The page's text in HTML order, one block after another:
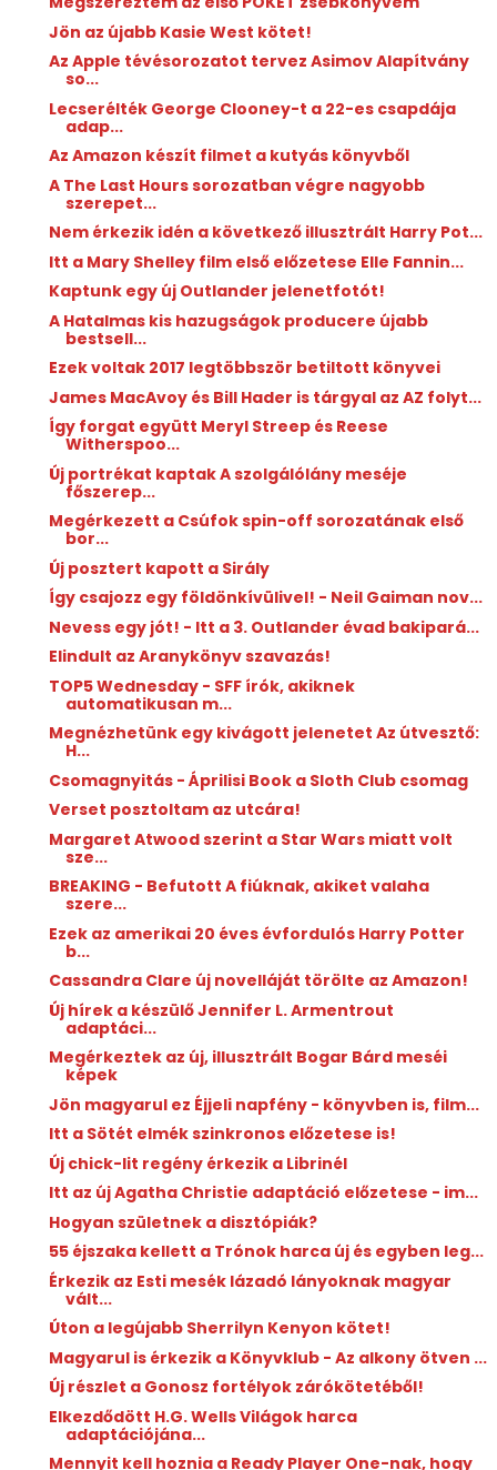
Jön az újabb Kasie West kötet!
Az Apple tévésorozatot tervez Asimov Alapítvány
so...
Lecserélték George Clooney-t a 22-es csapdája
adap...
Az Amazon készít filmet a kutyás könyvből
A The Last Hours sorozatban végre nagyobb
szerepet...
Nem érkezik idén a következő illusztrált Harry Pot...
Itt a Mary Shelley film első előzetese Elle Fannin...
Kaptunk egy új Outlander jelenetfotót!
A Hatalmas kis hazugságok producere újabb
bestsell...
Ezek voltak 2017 legtöbbször betiltott könyvei
James MacAvoy és Bill Hader is tárgyal az AZ folyt...
Így forgat együtt Meryl Streep és Reese
Witherspoo...
Új portrékat kaptak A szolgálólány meséje
főszerep...
Megérkezett a Csúfok spin-off sorozatának első
bor...
Új posztert kapott a Sirály
Így csajozz egy földönkívülivel! - Neil Gaiman nov...
Nevess egy jót! - Itt a 3. Outlander évad bakipará...
Elindult az Aranykönyv szavazás!
TOP5 Wednesday - SFF írók, akiknek
automatikusan m...
Megnézhetünk egy kivágott jelenetet Az útvesztő:
H...
Csomagnyitás - Áprilisi Book a Sloth Club csomag
Verset posztoltam az utcára!
Margaret Atwood szerint a Star Wars miatt volt
sze...
BREAKING - Befutott A fiúknak, akiket valaha
szere...
Ezek az amerikai 20 éves évfordulós Harry Potter
b...
Cassandra Clare új novelláját törölte az Amazon!
Új hírek a készülő Jennifer L. Armentrout
adaptáci...
Megérkeztek az új, illusztrált Bogar Bárd meséi
képek
Jön magyarul ez Éjjeli napfény - könyvben is, film...
Itt a Sötét elmék szinkronos előzetese is!
Új chick-lit regény érkezik a Librinél
Itt az új Agatha Christie adaptáció előzetese - im...
Hogyan születnek a disztópiák?
55 éjszaka kellett a Trónok harca új és egyben leg...
Érkezik az Esti mesék lázadó lányoknak magyar
vált...
Úton a legújabb Sherrilyn Kenyon kötet!
Magyarul is érkezik a Könyvklub - Az alkony ötven ...
Új részlet a Gonosz fortélyok zárókötetéből!
Elkezdődött H.G. Wells Világok harca
adaptációjána...
Mennyit kell hoznia a Ready Player One-nak, hogy